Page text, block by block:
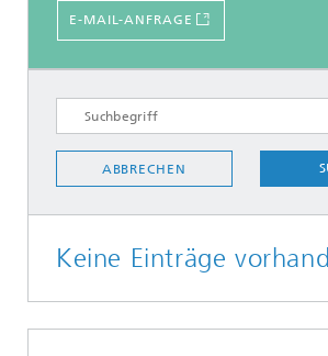
E-MAIL-ANFRAGE
ABBRECHEN
Keine Einträge